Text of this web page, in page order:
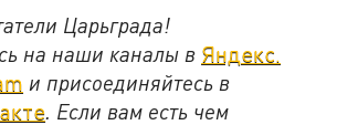
Царьграда!
на наши каналы в Яндекс.
и присоединяйтесь в
. Если вам есть чем